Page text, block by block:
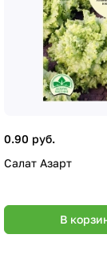
0.90 руб.
Салат Азарт
В